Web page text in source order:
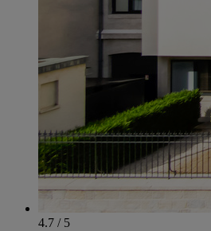
4.7 / 5